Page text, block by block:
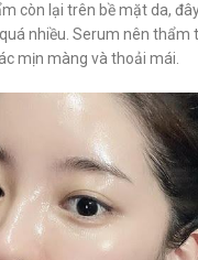
còn lại trên bề mặt da,
nhiều. Serum nên thẩm
mịn màng và thoải mái.